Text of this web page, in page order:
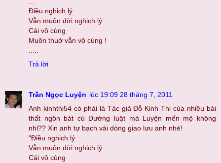
Điều nghịch lý
Vẫn muôn đời nghịch lý
Cái vô cùng
Muôn thuở vẫn vô cùng !
.....
Trả lời
Trần Ngọc Luyện lúc 19:09 28 tháng 7, 2011
Anh kinhthi54 có phải là Tác giả Đỗ Kinh Thi của nhiều bài
thất ngôn bát cú Đường luật mà Luyện mến mộ không
nhỉ?? Xin anh tự bạch vài dòng giao lưu anh nhé!
"Điều nghịch lý
Vẫn muôn đời nghịch lý
Cái vô cùng